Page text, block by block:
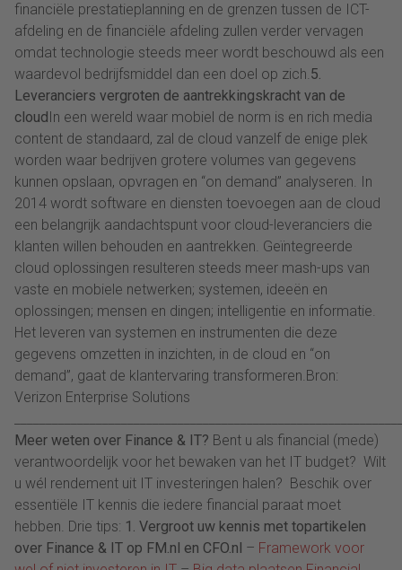
financiële prestatieplanning en de grenzen tussen de ICT-
afdeling en de financiële afdeling zullen verder vervagen
omdat technologie steeds meer wordt beschouwd als een
waardevol bedrijfsmiddel dan een doel op zich.5.
Leveranciers vergroten de aantrekkingskracht van de
cloud In een wereld waar mobiel de norm is en rich media
content de standaard, zal de cloud vanzelf de enige plek
worden waar bedrijven grotere volumes van gegevens
kunnen opslaan, opvragen en “on demand” analyseren. In
2014 wordt software en diensten toevoegen aan de cloud
een belangrijk aandachtspunt voor cloud-leveranciers die
klanten willen behouden en aantrekken. Geïntegreerde
cloud oplossingen resulteren steeds meer mash-ups van
vaste en mobiele netwerken; systemen, ideeën en
oplossingen; mensen en dingen; intelligentie en informatie.
Het leveren van systemen en instrumenten die deze
gegevens omzetten in inzichten, in de cloud en “on
demand”, gaat de klantervaring transformeren.Bron:
Verizon Enterprise Solutions
Meer weten over Finance & IT? Bent u als financial (mede)
verantwoordelijk voor het bewaken van het IT budget? Wilt
u wél rendement uit IT investeringen halen? Beschik over
essentiële IT kennis die iedere financial paraat moet
hebben. Drie tips: 1. Vergroot uw kennis met topartikelen
over Finance & IT op FM.nl en CFO.nl – Framework voor